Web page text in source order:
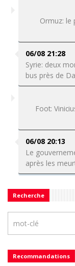
Ormuz: le
06/08 21:28
Syrie: deux
bus près de
Foot:
06/08 20:13
Le
après les
Recherche
Recommandations